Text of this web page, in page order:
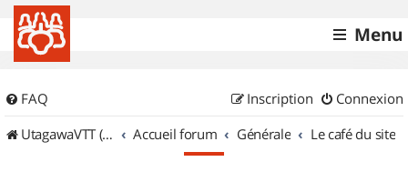
Menu
FAQ Connexion
Inscription
UtagawaVTT (Randos VTT et VTTAE avec traces GPS)
Accueil forum Générale Le café du site